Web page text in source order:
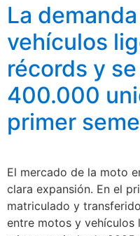
La
vehículos
récords y
400.000
primer
El mercado de la moto
clara expansión. En el
matriculado y
entre motos y vehículos